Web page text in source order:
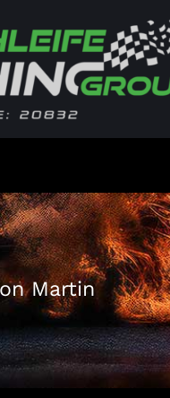
Group
Martin